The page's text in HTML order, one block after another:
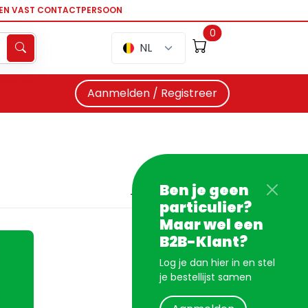
VAST CONTACTPERSOON
NL
0
Aanmelden / Registreer
Ben je geen
particulier?
Maar wel een
B2B-Klant?
Log je dan hier in en stel
je bestellijst samen